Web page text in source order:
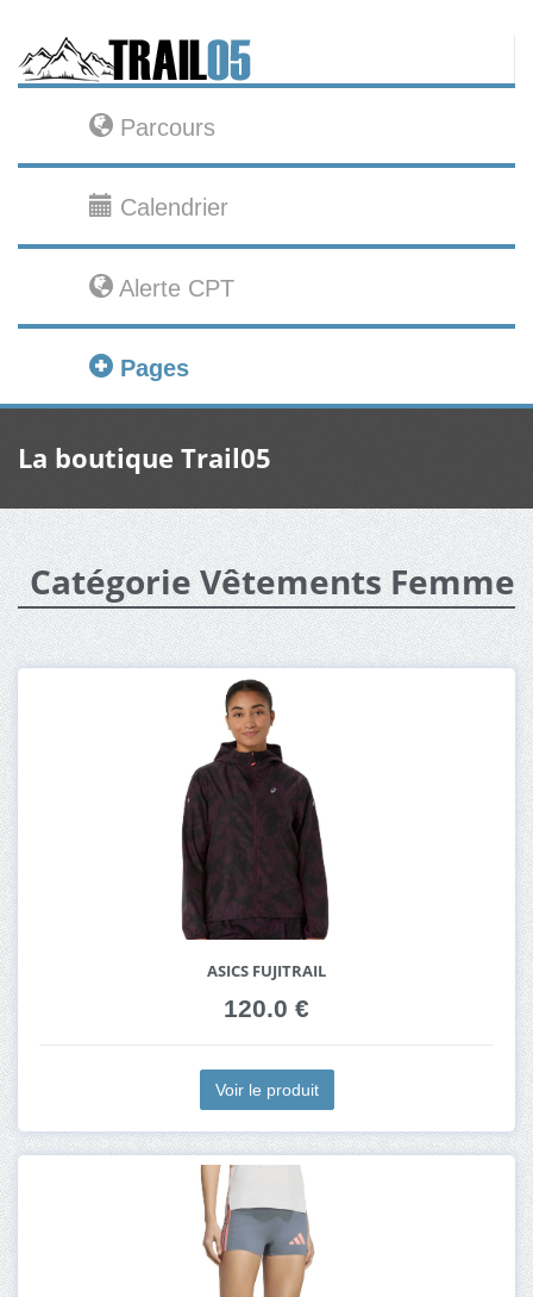
Parcours
Calendrier
Alerte CPT
Pages
La boutique Trail05
Catégorie Vêtements Femme
ASICS FUJITRAIL
120.0 €
Voir le produit